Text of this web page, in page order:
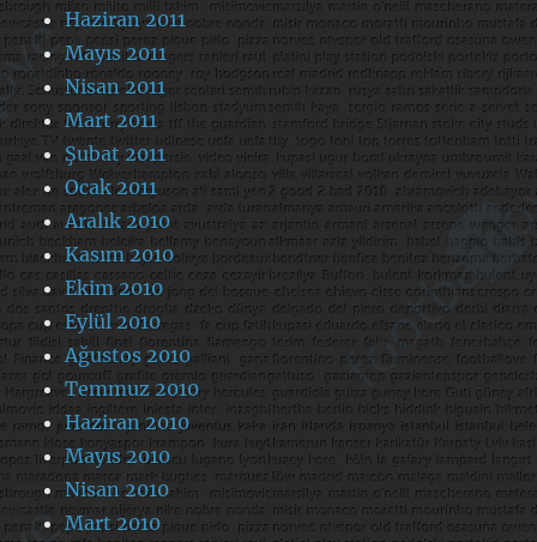
Haziran 2011
Mayıs 2011
Nisan 2011
Mart 2011
Şubat 2011
Ocak 2011
Aralık 2010
Kasım 2010
Ekim 2010
Eylül 2010
Ağustos 2010
Temmuz 2010
Haziran 2010
Mayıs 2010
Nisan 2010
Mart 2010